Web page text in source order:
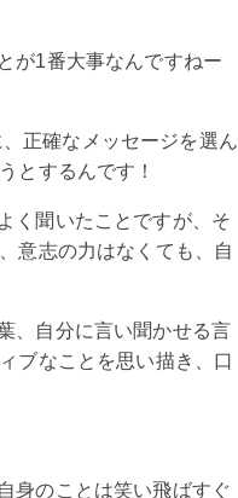
が1番大事なんですねー
正確なメッセージを選ん
とするんです！
く聞いたことですが、そ
意志の力はなくても、自
、自分に言い聞かせる言
ブなことを思い描き、口
身のことは笑い飛ばすぐ